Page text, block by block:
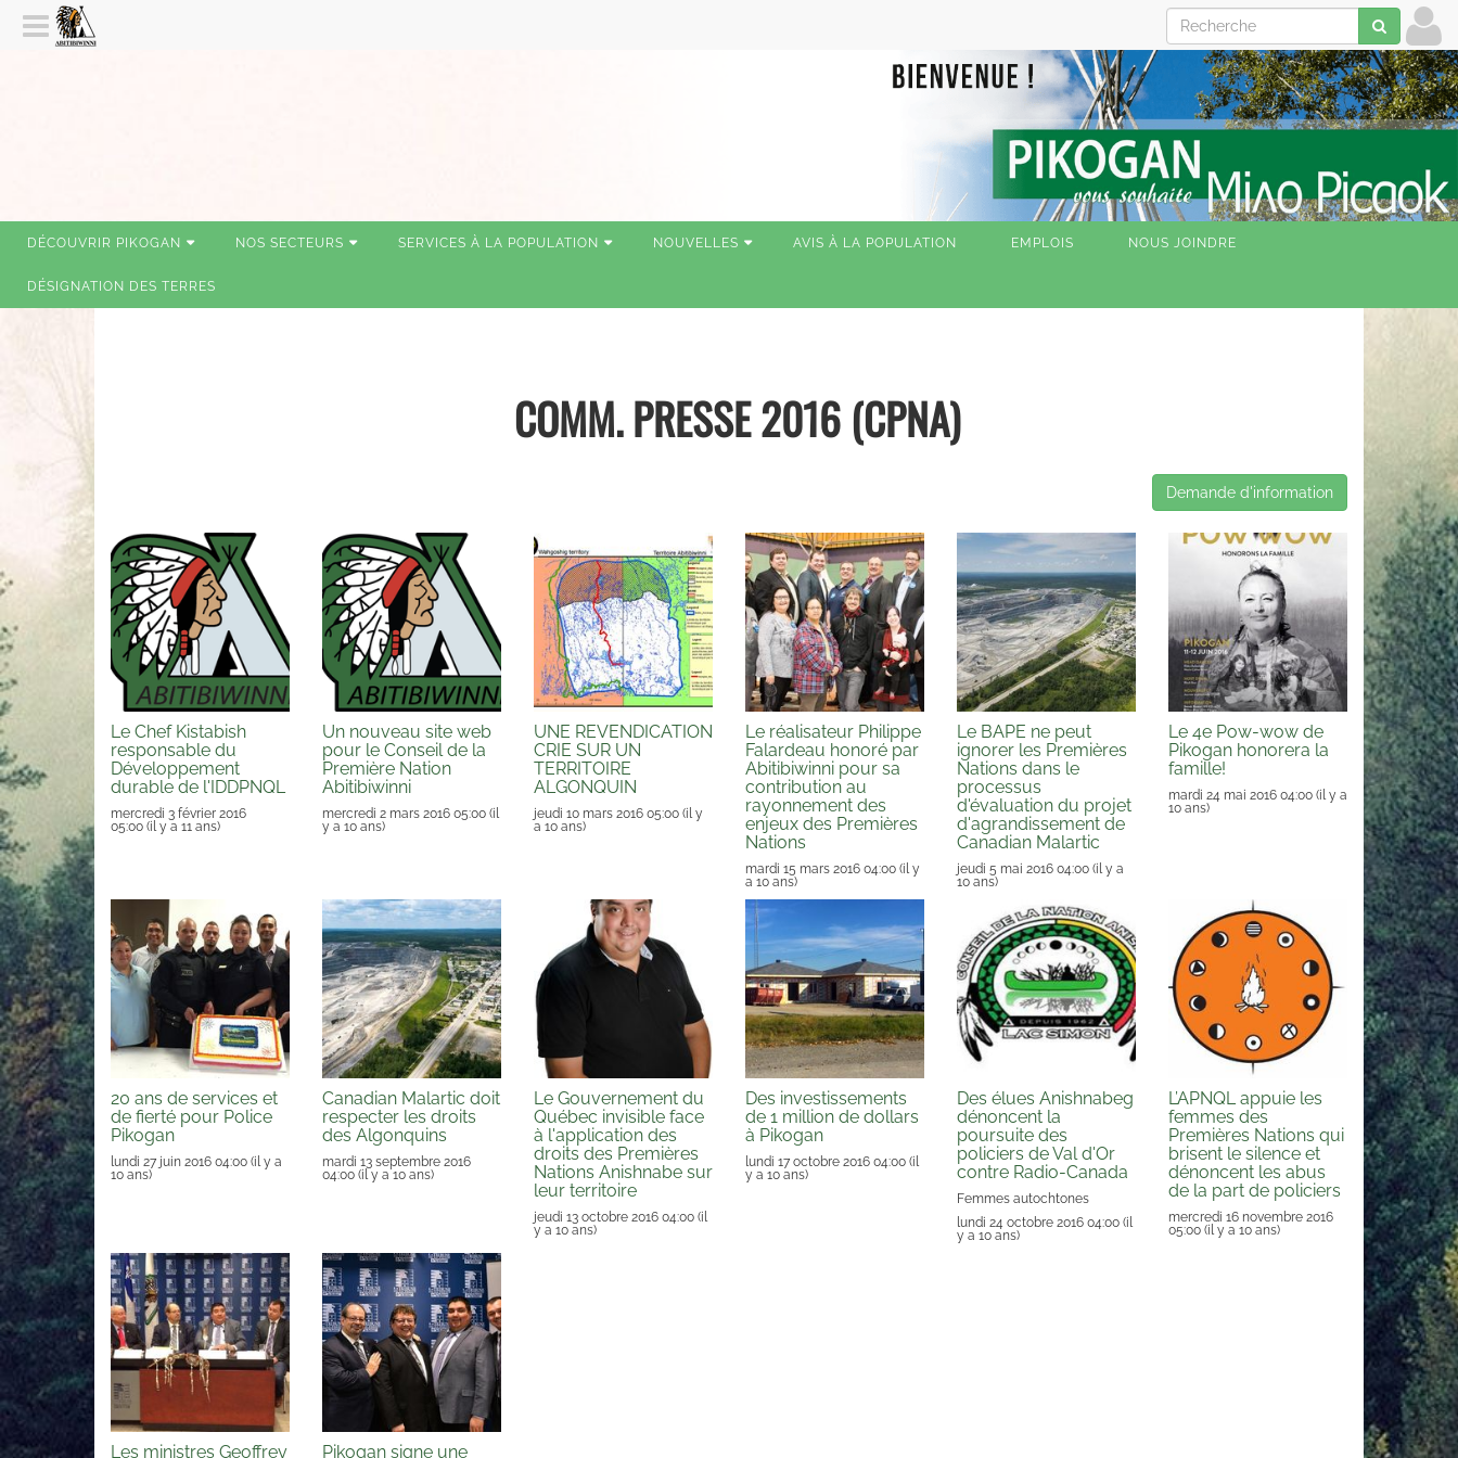
DÉCOUVRIR PIKOGAN NOS SECTEURS SERVICES À LA POPULATION NOUVELLES AVIS À LA POPULATION EMPLOIS NOUS JOINDRE
DÉSIGNATION DES TERRES
COMM. PRESSE 2016 (CPNA)
Demande d'information
Le Chef Kistabish
responsable du
Développement
durable de l'IDDPNQL
mercredi 3 février 2016
05:00 (il y a 11 ans)
Un nouveau site web
pour le Conseil de la
Première Nation
Abitibiwinni
mercredi 2 mars 2016 05:00 (il
y a 10 ans)
UNE REVENDICATION
CRIE SUR UN
TERRITOIRE
ALGONQUIN
jeudi 10 mars 2016 05:00 (il y
a 10 ans)
Le réalisateur Philippe
Falardeau honoré par
Abitibiwinni pour sa
contribution au
rayonnement des
enjeux des Premières
Nations
mardi 15 mars 2016 04:00 (il y
a 10 ans)
Le BAPE ne peut
ignorer les Premières
Nations dans le
processus
d'évaluation du projet
d'agrandissement de
Canadian Malartic
jeudi 5 mai 2016 04:00 (il y a
10 ans)
Le 4e Pow-wow de
Pikogan honorera la
famille!
mardi 24 mai 2016 04:00 (il y a
10 ans)
20 ans de services et
de fierté pour Police
Pikogan
lundi 27 juin 2016 04:00 (il y a
10 ans)
Canadian Malartic doit
respecter les droits
des Algonquins
mardi 13 septembre 2016
04:00 (il y a 10 ans)
Le Gouvernement du
Québec invisible face
à l'application des
droits des Premières
Nations Anishnabe sur
leur territoire
jeudi 13 octobre 2016 04:00 (il
y a 10 ans)
Des investissements
de 1 million de dollars
à Pikogan
lundi 17 octobre 2016 04:00 (il
y a 10 ans)
Des élues Anishnabeg
dénoncent la
poursuite des
policiers de Val d'Or
contre Radio-Canada
Femmes autochtones
lundi 24 octobre 2016 04:00 (il
y a 10 ans)
L’APNQL appuie les
femmes des
Premières Nations qui
brisent le silence et
dénoncent les abus
de la part de policiers
mercredi 16 novembre 2016
05:00 (il y a 10 ans)
Les ministres Geoffrey Pikogan signe une